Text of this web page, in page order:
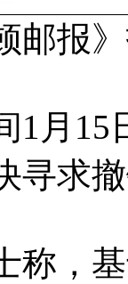
报》
15日
寻求
，基